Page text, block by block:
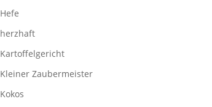
Hefe
herzhaft
Kartoffelgericht
Kleiner Zaubermeister
Kokos